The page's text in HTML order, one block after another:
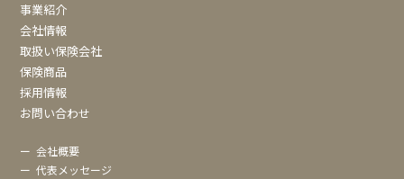
事業紹介
会社情報
取扱い保険会社
保険商品
採用情報
お問い合わせ
ー会社概要
ー代表メッセージ